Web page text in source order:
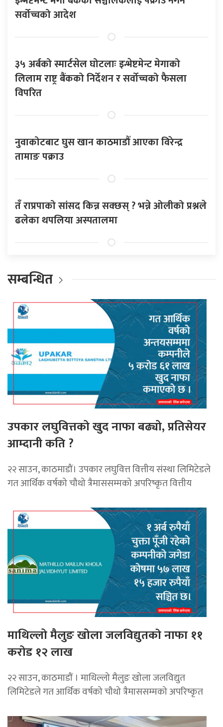
सर्वोच्चको आदेश
३५ अर्बको स्मार्टसेल घोटलाः इन्भेष्टमेन्ट मेगाको
लिलाम राष्ट्र बैंकको निर्देशन र सर्वोच्चको फैसला
विपरित
नुवाकोटबाट घुस खान काठमाडौँ आएका विरेन्द्र
तामाङ पक्राउ
तँ राप्रपाको सांसद किन्न सक्छस् ? भन्ने ओलीको प्रश्नले
ढलेका थपलिया अस्पतालमा
सम्बन्धित
उपकार लघुवित्तको खुद नाफा बढ्यो, प्रतिसेयर
आम्दानी कति ?
२२ साउन, काठमाडौं। उपकार लघुवित्त वित्तीय संस्था लिमिटेडले
गत आर्थिक वर्षको चौथो त्रैमाससम्मको अपरिष्कृत वित्तीय
माथिल्लो मैलुङ खोला जलविद्युतकाे नाफा ११
करोड १२ लाख
२२ साउन, काठमाडाैं । माथिल्लो मैलुङ खोला जलविद्युत
लिमिटेडले गत आर्थिक वर्षको चौथो त्रैमाससम्मको अपरिष्कृत